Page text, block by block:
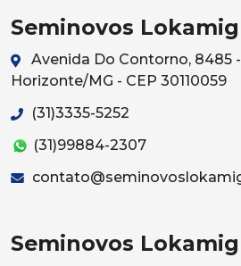
Seminovos
Avenida Do Contorno, 8485
Horizonte/MG - CEP 30110059
(31)3335-5252
(31)99884-2307
Seminovos